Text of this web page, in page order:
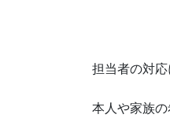
担当者の対
本人や家族